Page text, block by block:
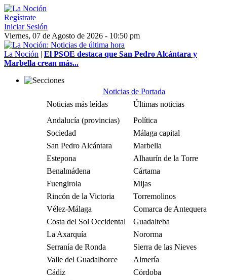
Regístrate
Iniciar Sesión
Viernes, 07 de Agosto de 2026 - 10:50 pm
La Noción | El PSOE destaca que San Pedro Alcántara y
Marbella crean más...
Noticias de Portada
Noticias más leídas
Últimas noticias
Andalucía (provincias)
Política
Sociedad
Málaga capital
San Pedro Alcántara
Marbella
Estepona
Alhaurín de la Torre
Benalmádena
Cártama
Fuengirola
Mijas
Rincón de la Victoria
Torremolinos
Vélez-Málaga
Comarca de Antequera
Costa del Sol Occidental
Guadalteba
La Axarquía
Nororma
Serranía de Ronda
Sierra de las Nieves
Valle del Guadalhorce
Almería
Cádiz
Córdoba